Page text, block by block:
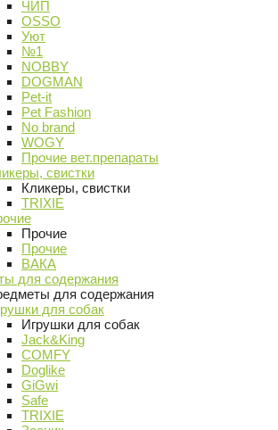
ЧИП
OSSO
Уют
№1
NOBBY
DOGMAN
Pet-it
Pet Fashion
No brand
WOGY
Прочие вет.препараты
свистки
Кликеры, свистки
TRIXIE
Прочие
Прочие
ВАКА
для содержания
для содержания
для собак
Игрушки для собак
Jack&King
COMFY
Doglike
GiGwi
Safe
TRIXIE